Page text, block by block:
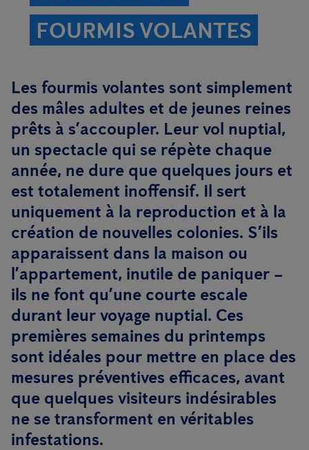
FOURMIS VOLANTES
Les fourmis volantes sont simplement
des mâles adultes et de jeunes reines
prêts à s’accoupler. Leur vol nuptial,
un spectacle qui se répète chaque
année, ne dure que quelques jours et
est totalement inoffensif. Il sert
uniquement à la reproduction et à la
création de nouvelles colonies. S’ils
apparaissent dans la maison ou
l’appartement, inutile de paniquer –
ils ne font qu’une courte escale
durant leur voyage nuptial. Ces
premières semaines du printemps
sont idéales pour mettre en place des
mesures préventives efficaces, avant
que quelques visiteurs indésirables
ne se transforment en véritables
infestations.